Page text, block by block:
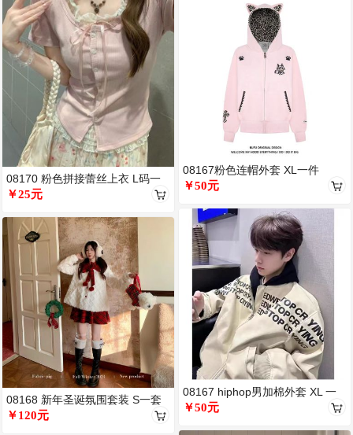
08170 粉色拼接蕾丝上衣 L码一
件
￥25元
08168 新年圣诞氛围套装 S一套
￥120元
08167粉色连帽外套 XL一件
￥50元
08167 hiphop男加棉外套 XL 一
件
￥50元